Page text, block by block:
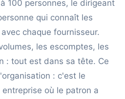
100 personnes, le dirigeant
qui connaît les
chaque fournisseur.
les escomptes, les
: tout est dans sa tête. Ce
: c'est le
où le patron a